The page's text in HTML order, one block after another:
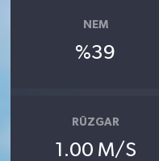
NEM
%39
RÜZGAR
1.00 M/S